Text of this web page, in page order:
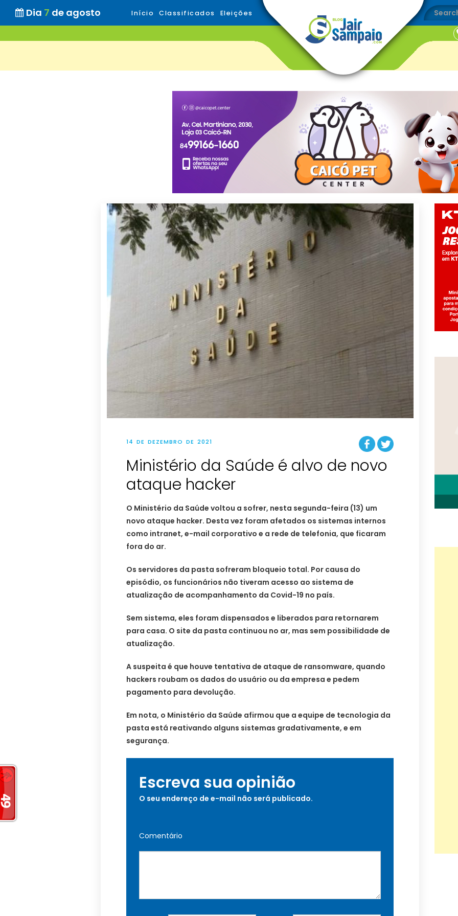
Dia 7 de agosto Início Classificados Eleições
14 DE DEZEMBRO DE 2021
Ministério da Saúde é alvo de novo
ataque hacker
O Ministério da Saúde voltou a sofrer, nesta segunda-feira (13) um
novo ataque hacker. Desta vez foram afetados os sistemas internos
como intranet, e-mail corporativo e a rede de telefonia, que ficaram
fora do ar.
Os servidores da pasta sofreram bloqueio total. Por causa do
episódio, os funcionários não tiveram acesso ao sistema de
atualização de acompanhamento da Covid-19 no país.
Sem sistema, eles foram dispensados e liberados para retornarem
para casa. O site da pasta continuou no ar, mas sem possibilidade de
atualização.
A suspeita é que houve tentativa de ataque de ransomware, quando
hackers roubam os dados do usuário ou da empresa e pedem
pagamento para devolução.
Em nota, o Ministério da Saúde afirmou que a equipe de tecnologia da
pasta está reativando alguns sistemas gradativamente, e em
segurança.
Escreva sua opinião
O seu endereço de e-mail não será publicado.
Comentário